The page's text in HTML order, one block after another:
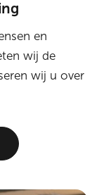
en
wij de
wij u over